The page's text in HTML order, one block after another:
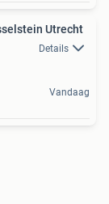
Utrecht
Details
Vandaag